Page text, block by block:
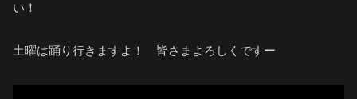
い！
土曜は踊り行きますよ！ 皆さまよろしくですー